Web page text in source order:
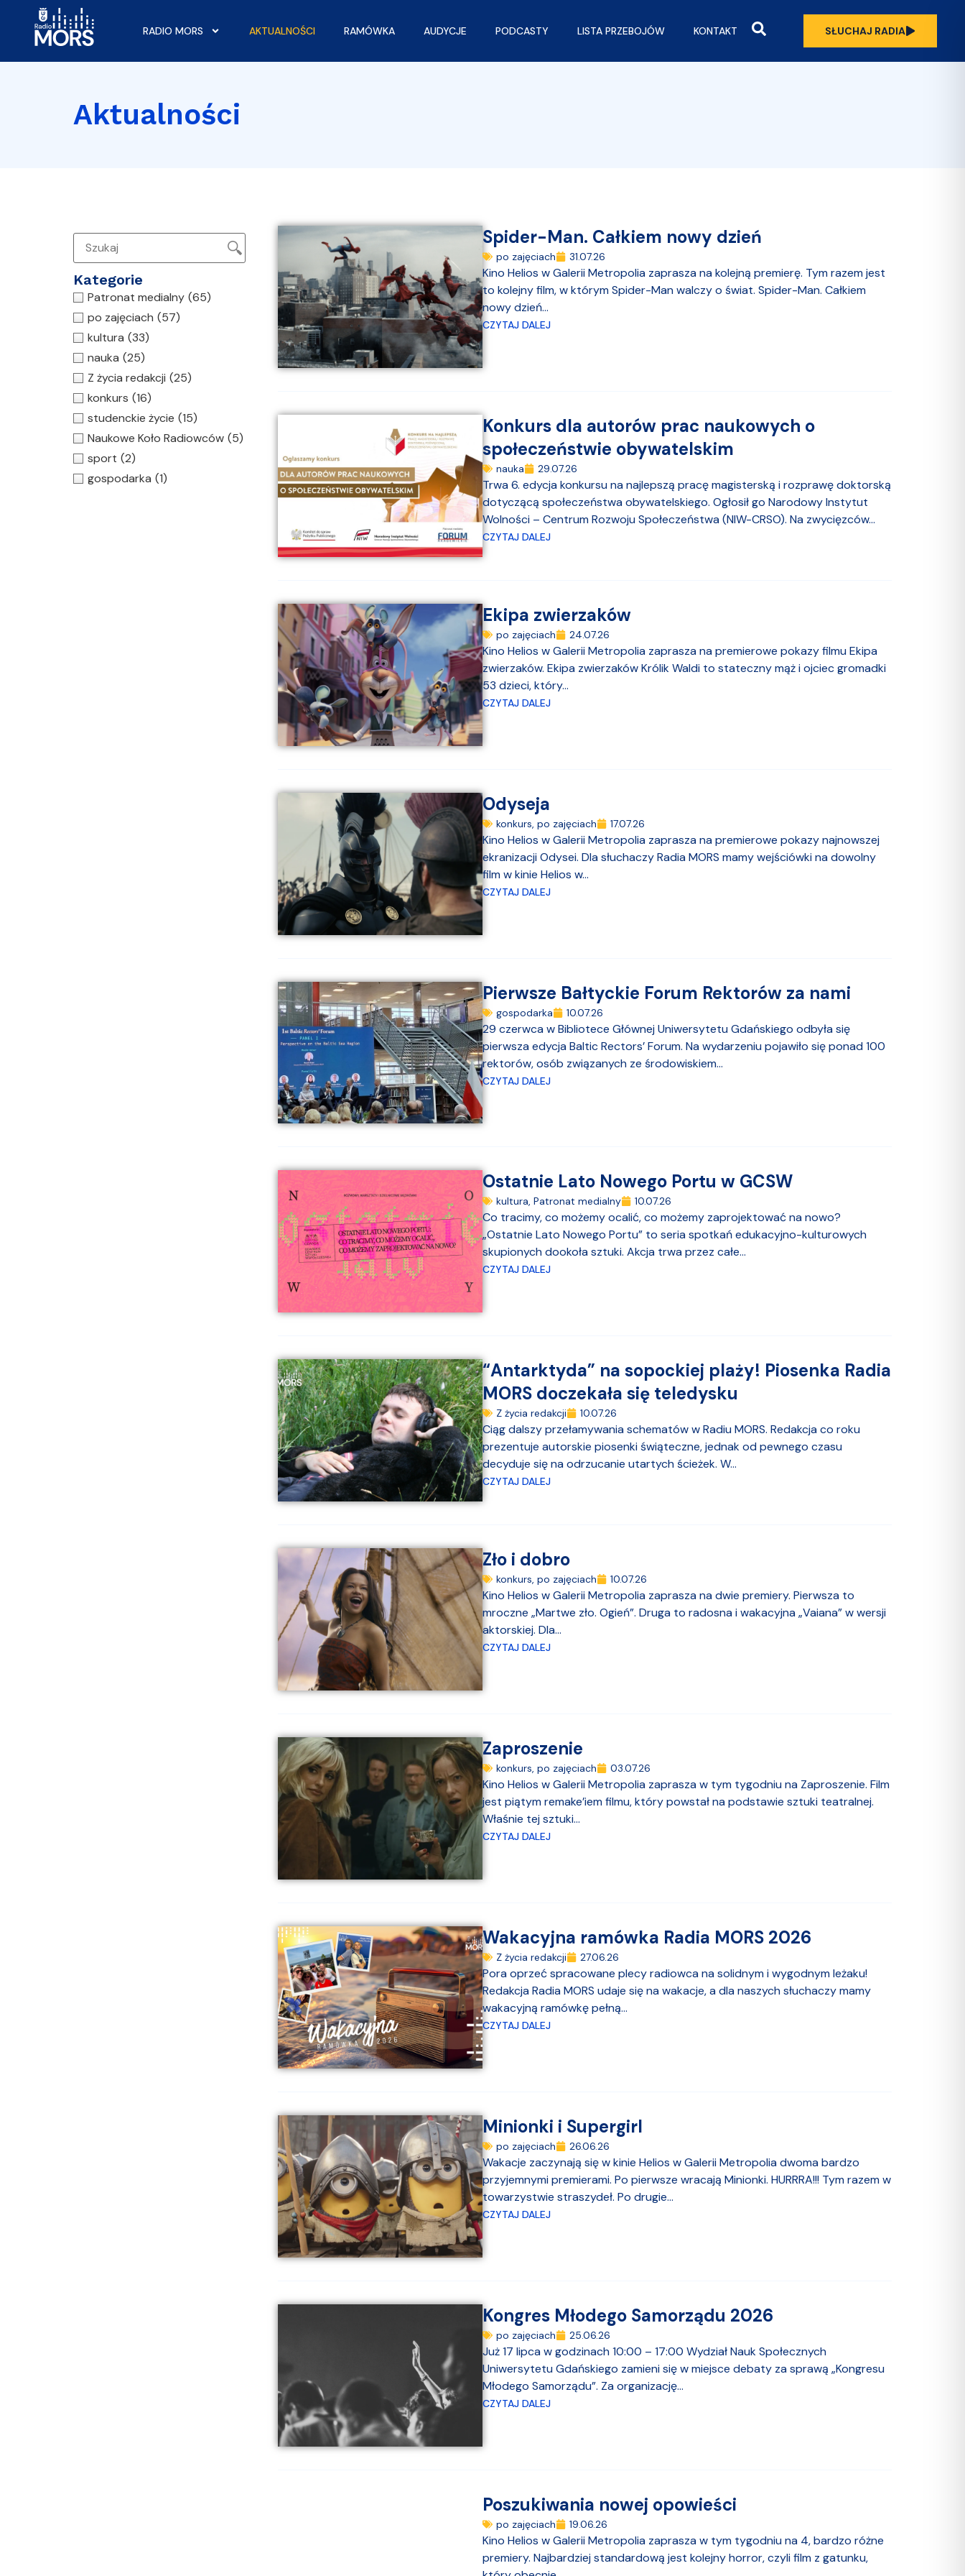
RADIO MORS AKTUALNOŚCI RAMÓWKA AUDYCJE PODCASTY LISTA PRZEBOJÓW KONTAKT SŁUCHAJ RADIA
Aktualności
Kategorie
Patronat medialny (65)
po zajęciach (57)
kultura (33)
nauka (25)
Z życia redakcji (25)
konkurs (16)
studenckie życie (15)
Naukowe Koło Radiowców (5)
sport (2)
gospodarka (1)
Spider-Man. Całkiem nowy dzień
po zajęciach 31.07.26
Kino Helios w Galerii Metropolia zaprasza na kolejną premierę. Tym razem jest
to kolejny film, w którym Spider-Man walczy o świat. Spider-Man. Całkiem
nowy dzień...
CZYTAJ DALEJ
Konkurs dla autorów prac naukowych o
społeczeństwie obywatelskim
nauka 29.07.26
Trwa 6. edycja konkursu na najlepszą pracę magisterską i rozprawę doktorską
dotyczącą społeczeństwa obywatelskiego. Ogłosił go Narodowy Instytut
Wolności – Centrum Rozwoju Społeczeństwa (NIW-CRSO). Na zwycięzców...
CZYTAJ DALEJ
Ekipa zwierzaków
po zajęciach 24.07.26
Kino Helios w Galerii Metropolia zaprasza na premierowe pokazy filmu Ekipa
zwierzaków. Ekipa zwierzaków Królik Waldi to stateczny mąż i ojciec gromadki
53 dzieci, który...
CZYTAJ DALEJ
Odyseja
konkurs, po zajęciach 17.07.26
Kino Helios w Galerii Metropolia zaprasza na premierowe pokazy najnowszej
ekranizacji Odysei. Dla słuchaczy Radia MORS mamy wejściówki na dowolny
film w kinie Helios w...
CZYTAJ DALEJ
Pierwsze Bałtyckie Forum Rektorów za nami
gospodarka 10.07.26
29 czerwca w Bibliotece Głównej Uniwersytetu Gdańskiego odbyła się
pierwsza edycja Baltic Rectors’ Forum. Na wydarzeniu pojawiło się ponad 100
rektorów, osób związanych ze środowiskiem...
CZYTAJ DALEJ
Ostatnie Lato Nowego Portu w GCSW
kultura, Patronat medialny 10.07.26
Co tracimy, co możemy ocalić, co możemy zaprojektować na nowo?
„Ostatnie Lato Nowego Portu” to seria spotkań edukacyjno-kulturowych
skupionych dookoła sztuki. Akcja trwa przez całe...
CZYTAJ DALEJ
“Antarktyda” na sopockiej plaży! Piosenka Radia
MORS doczekała się teledysku
Z życia redakcji 10.07.26
Ciąg dalszy przełamywania schematów w Radiu MORS. Redakcja co roku
prezentuje autorskie piosenki świąteczne, jednak od pewnego czasu
decyduje się na odrzucanie utartych ścieżek. W...
CZYTAJ DALEJ
Zło i dobro
konkurs, po zajęciach 10.07.26
Kino Helios w Galerii Metropolia zaprasza na dwie premiery. Pierwsza to
mroczne „Martwe zło. Ogień”. Druga to radosna i wakacyjna „Vaiana” w wersji
aktorskiej. Dla...
CZYTAJ DALEJ
Zaproszenie
konkurs, po zajęciach 03.07.26
Kino Helios w Galerii Metropolia zaprasza w tym tygodniu na Zaproszenie. Film
jest piątym remake’iem filmu, który powstał na podstawie sztuki teatralnej.
Właśnie tej sztuki...
CZYTAJ DALEJ
Wakacyjna ramówka Radia MORS 2026
Z życia redakcji 27.06.26
Pora oprzeć spracowane plecy radiowca na solidnym i wygodnym leżaku!
Redakcja Radia MORS udaje się na wakacje, a dla naszych słuchaczy mamy
wakacyjną ramówkę pełną...
CZYTAJ DALEJ
Minionki i Supergirl
po zajęciach 26.06.26
Wakacje zaczynają się w kinie Helios w Galerii Metropolia dwoma bardzo
przyjemnymi premierami. Po pierwsze wracają Minionki. HURRRA!!! Tym razem w
towarzystwie straszydeł. Po drugie...
CZYTAJ DALEJ
Kongres Młodego Samorządu 2026
po zajęciach 25.06.26
Już 17 lipca w godzinach 10:00 – 17:00 Wydział Nauk Społecznych
Uniwersytetu Gdańskiego zamieni się w miejsce debaty za sprawą „Kongresu
Młodego Samorządu”. Za organizację...
CZYTAJ DALEJ
Poszukiwania nowej opowieści
po zajęciach 19.06.26
Kino Helios w Galerii Metropolia zaprasza w tym tygodniu na 4, bardzo różne
premiery. Najbardziej standardową jest kolejny horror, czyli film z gatunku,